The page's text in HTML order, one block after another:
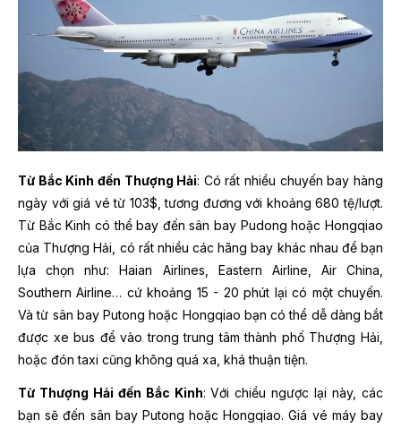
Từ Bắc Kinh đến Thượng Hải: Có rất nhiều chuyến bay hàng
ngày với giá vé từ 103$, tương đương với khoảng 680 tệ/lượt.
Từ Bắc Kinh có thể bay đến sân bay Pudong hoặc Hongqiao
của Thượng Hải, có rất nhiều các hãng bay khác nhau để bạn
lựa chọn như: Haian Airlines, Eastern Airline, Air China,
Southern Airline… cứ khoảng 15 - 20 phút lại có một chuyến.
Và từ sân bay Putong hoặc Hongqiao bạn có thể dễ dàng bắt
được xe bus để vào trong trung tâm thành phố Thượng Hải,
hoặc đón taxi cũng không quá xa, khá thuận tiện.
Từ Thượng Hải đến Bắc Kinh: Với chiều ngược lại này, các
bạn sẽ đến sân bay Putong hoặc Hongqiao. Giá vé máy bay